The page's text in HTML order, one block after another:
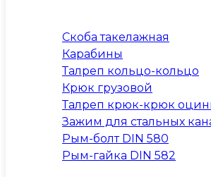
Скоба такелажная
Карабины
Талреп кольцо-кольцо
Крюк грузовой
Талреп крюк-крюк
Зажим для стальных
Рым-болт DIN 580
Рым-гайка DIN 582